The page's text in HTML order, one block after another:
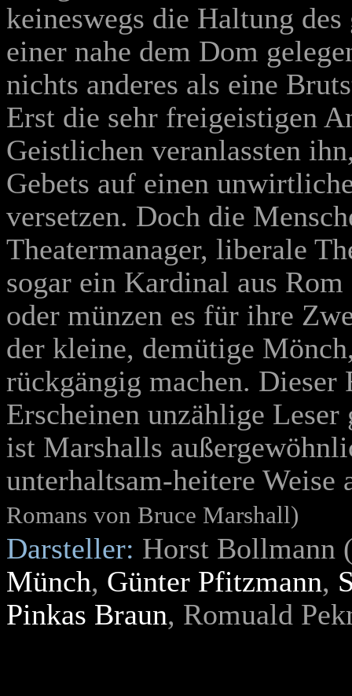
keineswegs die Haltung
einer nahe dem Dom
nichts anderes als eine
Erst die sehr freigeistigen
Geistlichen veranlassten
Gebets auf einen
versetzen. Doch die
Theatermanager, liberale
sogar ein Kardinal aus
oder münzen es für ihre
der kleine, demütige
rückgängig machen. Dieser
Erscheinen unzählige
ist Marshalls
unterhaltsam-heitere Weise
Romans von Bruce Marshall)
Darsteller: Horst Bollmann
Münch, Günter Pfitzmann,
Pinkas Braun, Romuald